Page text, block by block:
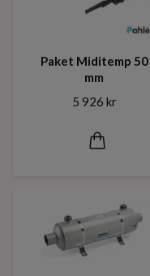
Paket Miditemp 50
mm
5 926 kr